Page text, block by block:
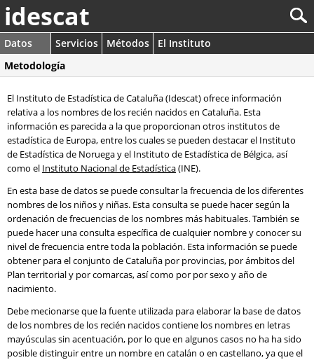
idescat
Datos Servicios Métodos
El Instituto
Metodología
El Instituto de Estadística de Cataluña (Idescat) ofrece información
relativa a los nombres de los recién nacidos en Cataluña. Esta
información es parecida a la que proporcionan otros institutos de
estadística de Europa, entre los cuales se pueden destacar el Instituto
de Estadística de Noruega y el Instituto de Estadística de Bélgica, así
como el Instituto Nacional de Estadística(INE).
En esta base de datos se puede consultar la frecuencia de los diferentes
nombres de los niños y niñas. Esta consulta se puede hacer según la
ordenación de frecuencias de los nombres más habituales. También se
puede hacer una consulta específica de cualquier nombre y conocer su
nivel de frecuencia entre toda la población. Esta información se puede
obtener para el conjunto de Cataluña por provincias, por ámbitos del
Plan territorial y por comarcas, así como por por sexo y año de
nacimiento.
Debe mecionarse que la fuente utilizada para elaborar la base de datos
de los nombres de los recién nacidos contiene los nombres en letras
mayúsculas sin acentuación, por lo que en algunos casos no ha ha sido
posible distinguir entre un nombre en catalán o en castellano, ya que el